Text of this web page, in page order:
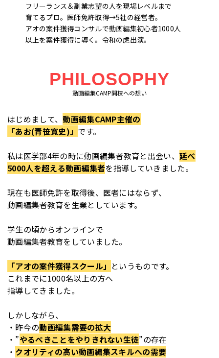
フリーランス＆副業志望の人を現場レベルまで
育てるプロ。医師免許取得→5社の経営者。
アオの案件獲得コンサルで動画編集初心者1000人
以上を案件獲得に導く。令和の虎出演。
PHILOSOPHY
動画編集CAMP開校への想い
はじめまして、動画編集CAMP主催の
「あお(青笹寛史)」 です。
私は医学部4年の時に動画編集者教育と出会い、延べ
5000人を超える動画編集者を指導していきました。
現在も医師免許を取得後、医者にはならず、
動画編集者教育を生業としています。
学生の頃からオンラインで
動画編集者教育をしていました。
「アオの案件獲得スクール」 というものです。
これまでに1000名以上の方へ
指導してきました。
しかしながら、
・昨今の動画編集需要の拡大
・”やるべきことをやりきれない生徒”の存在
・ クオリティの高い動画編集スキルへの需要